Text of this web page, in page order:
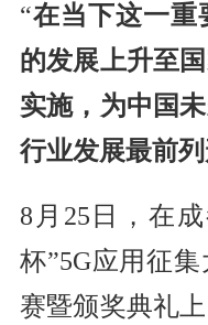
“在当下这一重
的发展上升至
实施，为中国
行业发展最前列
8月25日，在
杯”5G应用征
赛暨颁奖典礼